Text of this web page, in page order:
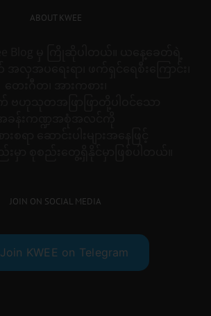
ABOUT KWEE
JOIN ON SOCIAL MEDIA
Join KWEE on Telegram